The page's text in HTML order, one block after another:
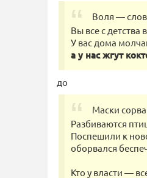
Воля —
Вы все с детства
У вас дома
а у нас жгут
до
Маски
Разбиваются
Поспешили к
оборвался
Кто у власти —